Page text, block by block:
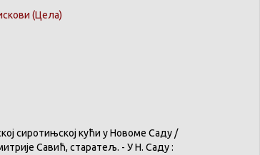
(Цела)
сиротињској кући у Новоме Саду /
Савић, старатељ. - У Н. Саду :